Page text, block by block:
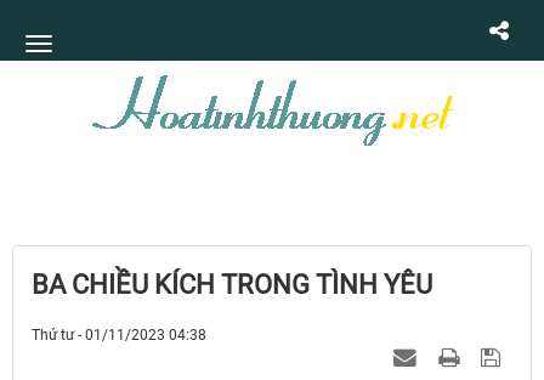
BA CHIỀU KÍCH TRONG TÌNH YÊU
Thứ tư - 01/11/2023 04:38